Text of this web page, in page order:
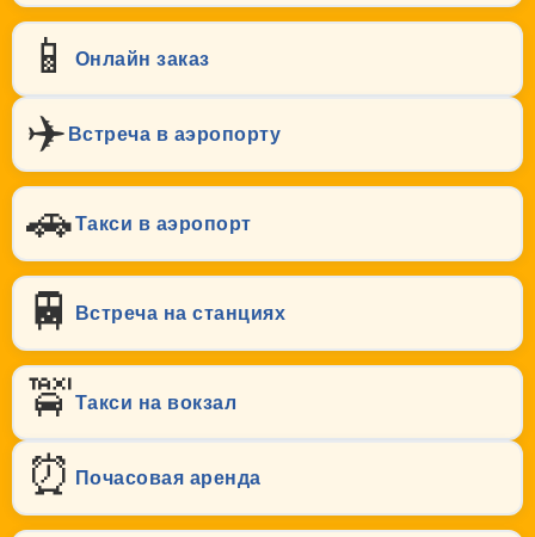
📱 Онлайн заказ
✈️ Встреча в аэропорту
🚗Такси в аэропорт
🚆 Встреча на станциях
🚖Такси на вокзал
⏰ Почасовая аренда